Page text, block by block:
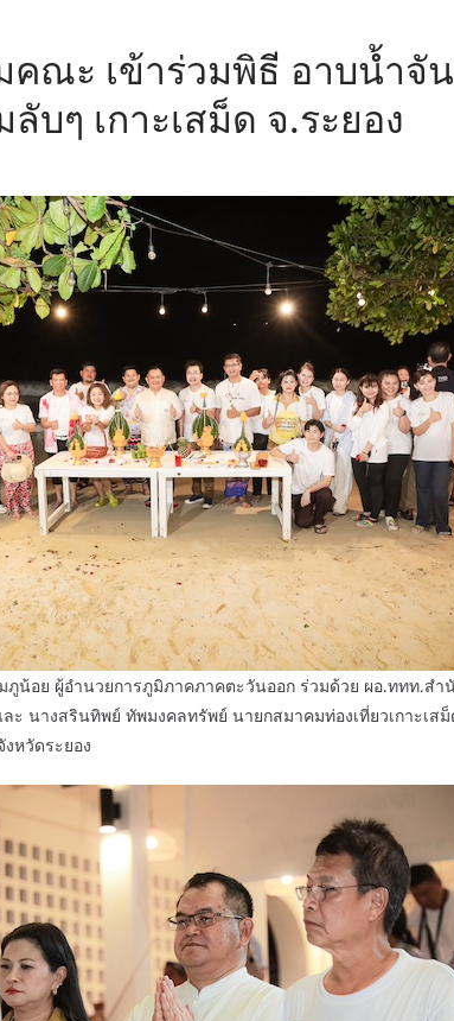
คณะ เข้าร่วมพิธี อาบน้ำจั
บๆ เกาะเสม็ด จ.ระยอง
น้อย ผู้อำนวยการภูมิภาคภาคตะวันออก ร่วมด้วย ผอ.ททท.สำ
นางสรินทิพย์ ทัพมงคลทรัพย์ นายกสมาคมท่องเที่ยวเกาะเส
หวัดระยอง